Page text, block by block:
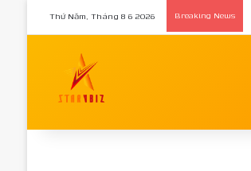
Thứ Năm, Tháng 8 6 2026 Breaking News